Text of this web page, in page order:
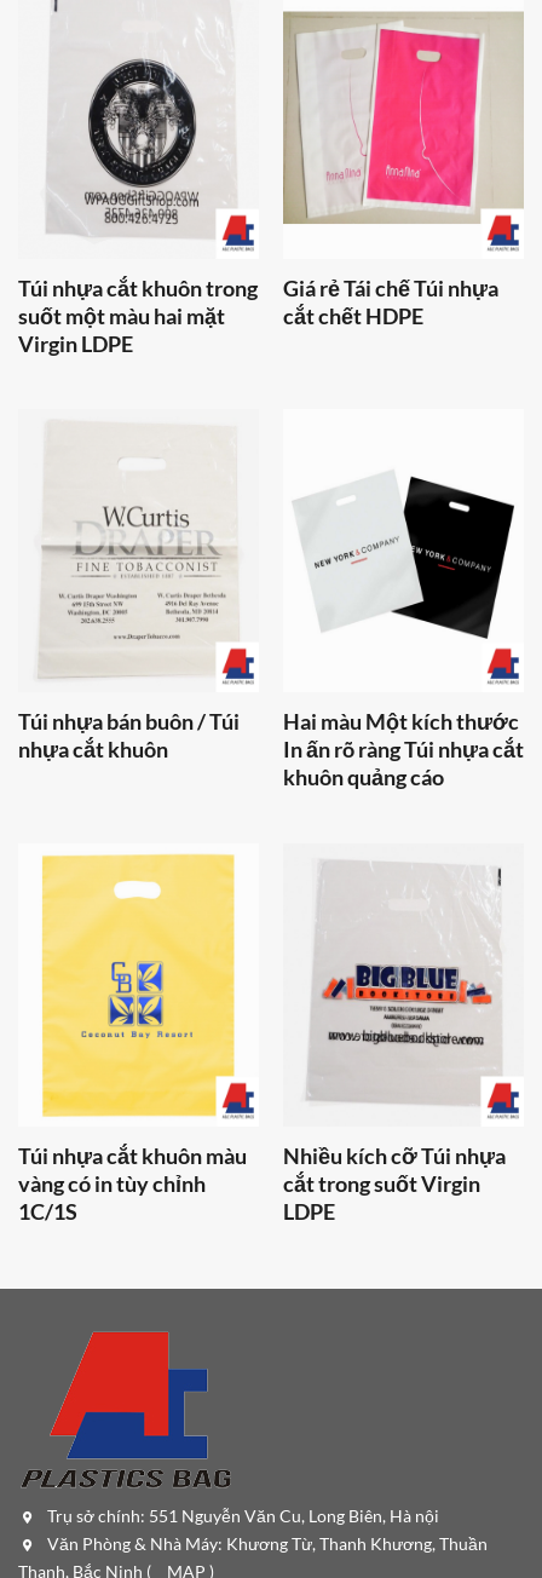
Túi nhựa cắt khuôn trong
suốt một màu hai mặt
Virgin LDPE
Giá rẻ Tái chế Túi nhựa
cắt chết HDPE
Túi nhựa bán buôn / Túi
nhựa cắt khuôn
Hai màu Một kích thước
In ấn rõ ràng Túi nhựa cắt
khuôn quảng cáo
Túi nhựa cắt khuôn màu
vàng có in tùy chỉnh
1C/1S
Nhiều kích cỡ Túi nhựa
cắt trong suốt Virgin
LDPE
Trụ sở chính: 551 Nguyễn Văn Cu, Long Biên, Hà nội
Văn Phòng & Nhà Máy: Khương Từ, Thanh Khương, Thuần
Thanh, Bắc Ninh (
MAP )